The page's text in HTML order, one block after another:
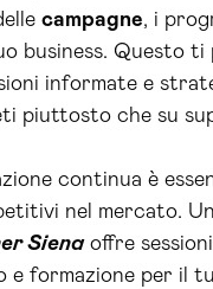
campagne, i
business. Questo
informate e
piuttosto che su
continua è
nel mercato.
Sienaoffre
e formazione per il